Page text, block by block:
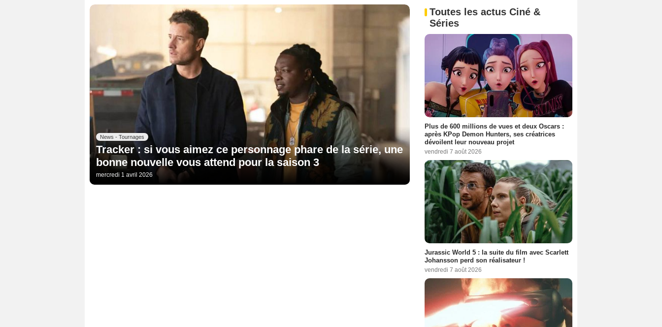
News - Tournages
Tracker : si vous aimez ce personnage phare de la série, une
bonne nouvelle vous attend pour la saison 3
mercredi 1 avril 2026
Toutes les actus Ciné &
Séries
Plus de 600 millions de vues et deux Oscars :
après KPop Demon Hunters, ses créatrices
dévoilent leur nouveau projet
vendredi 7 août 2026
Jurassic World 5 : la suite du film avec Scarlett
Johansson perd son réalisateur !
vendredi 7 août 2026